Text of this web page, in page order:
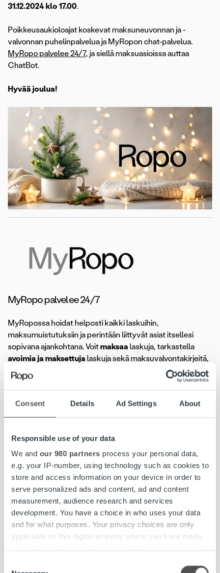
Consent Details Ad Settings About
Responsible use of your data
We and our 980 partners process your personal data,
e.g. your IP-number, using technology such as cookies to
store and access information on your device in order to
serve personalized ads and content, ad and content
measurement, audience research and services
development. You have a choice in who uses your data
and for what purposes. Your privacy choices are only
applicable on this digital property where you have made
31.12.2024 klo 17.00.
Poikkeusaukioloajat koskevat maksuneuvonnan ja -
valvonnan puhelinpalvelua ja MyRopon chat-palvelua.
MyRopo palvelee 24/7, ja siellä maksuasioissa auttaa
ChatBot.
Hyvää joulua!
MyRopo palvelee 24/7
MyRopossa hoidat helposti kaikki laskuihin,
maksumuistutuksiin ja perintään liittyvät asiat itsellesi
sopivana ajankohtana. Voitmaksaa laskuja, tarkastella
avoimia ja maksettuja laskuja sekä maksuvalvontakirjeitä,
siirtää eräpäivää
. Lisäksi voit
ilmoittaa tilinumerosi
liikamaksun palautusta varten tai
Henkilötiedoillasi löytyvät avoimet laskut listautuvat
laskun tietoihin. Voit myös hakea laskun tiedot
numerollatai maksuvalvontakirjeenasianumerollaja
MyRopo-tunnuksella. Nämä tiedot löydät useimmiten
laskun oikeasta yläkulmasta. Klikkaamalla laskun auki, näet
mitä toimenpiteitä voit laskulle itse tehdä.
Palvelussa toimii myös Online-asiakaspalvelu, jonka
tavoittaaasiakaspalvelumme aukioloaikoina. Muina aikoina
apunasi on chatbot.
Tarkista, löytyisikö vastaus kysymykseesi Ropon